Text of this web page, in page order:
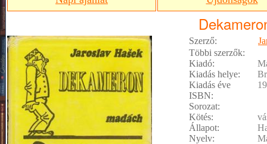
Szerző:
Többi szerzők:
Kiadó:
Kiadás helye:
Kiadás éve
ISBN:
Sorozat:
Kötés:
Állapot:
Nyelv: